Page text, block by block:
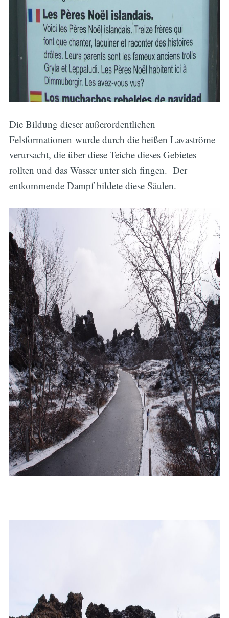
Die Bildung dieser außerordentlichen
Felsformationen wurde durch die heißen Lavaströme
verursacht, die über diese Teiche dieses Gebietes
rollten und das Wasser unter sich fingen. Der
entkommende Dampf bildete diese Säulen.